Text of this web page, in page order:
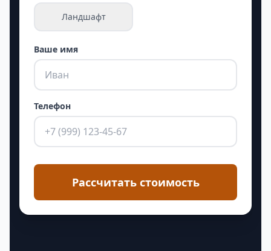
Ландшафт
Ваше имя
Телефон
Рассчитать стоимость